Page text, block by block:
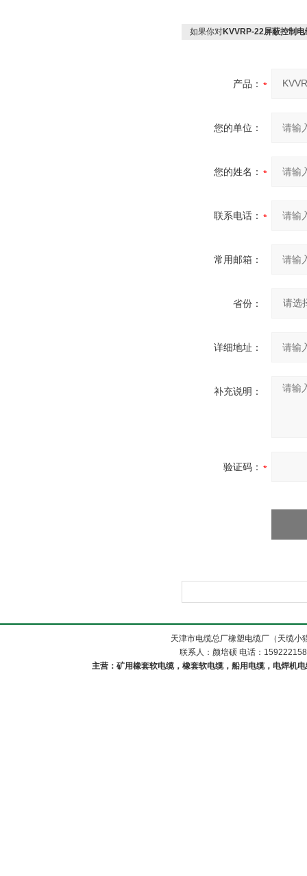
如果你对KVVRP-22屏蔽控制
产品：
您的单位：
您的姓名：
联系电话：
常用邮箱：
省份：
详细地址：
补充说明：
验证码：
天津市电缆总厂橡塑电缆厂（天缆
联系人：颜培硕 电话：
主营：矿用橡套软电缆，橡套软电缆，船用电缆，电焊机